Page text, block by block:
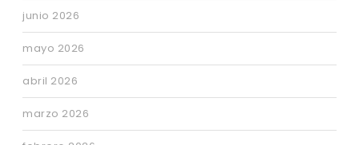
junio 2026
mayo 2026
abril 2026
marzo 2026